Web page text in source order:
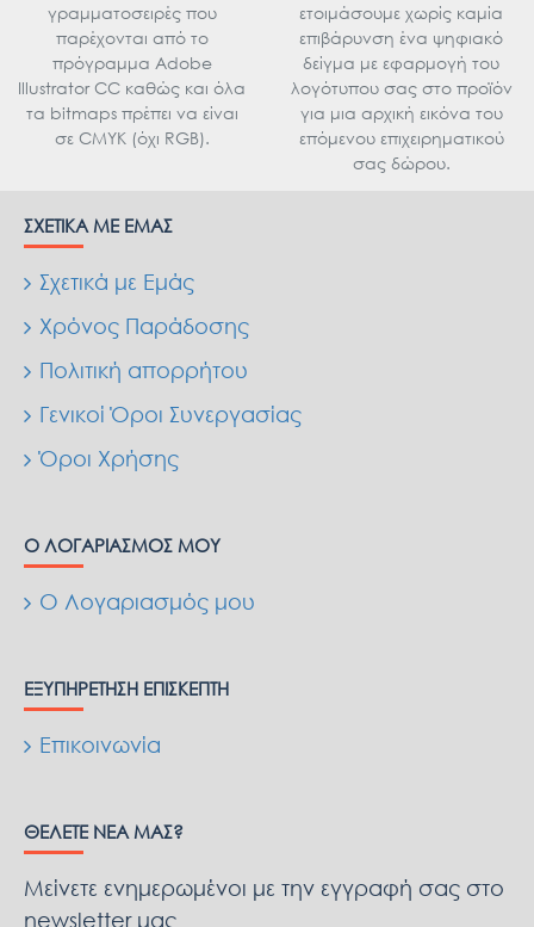
γραμματοσειρές που
παρέχονται από το
πρόγραμμα Adobe
Illustrator CC καθώς και όλα
τα bitmaps πρέπει να είναι
σε CMYK (όχι RGB).
ετοιμάσουμε χωρίς καμία
επιβάρυνση ένα ψηφιακό
δείγμα με εφαρμογή του
λογότυπου σας στο προϊόν
για μια αρχική εικόνα του
επόμενου επιχειρηματικού
σας δώρου.
ΣΧΕΤΙΚΆ ΜΕ ΕΜΆΣ
Σχετικά με Εμάς
Χρόνος Παράδοσης
Πολιτική απορρήτου
Γενικοί Όροι Συνεργασίας
Όροι Χρήσης
Ο ΛΟΓΑΡΙΑΣΜΌΣ ΜΟΥ
Ο Λογαριασμός μου
ΕΞΥΠΗΡΈΤΗΣΗ ΕΠΙΣΚΈΠΤΗ
Επικοινωνία
ΘΈΛΕΤΕ ΝΈΑ ΜΑΣ?
Μείνετε ενημερωμένοι με την εγγραφή σας στο
newsletter μας